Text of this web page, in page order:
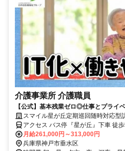
介護事業所 介護職員
【公式】基本残業ゼロ◎仕事とプライ
ぴったり♪
スマイル星が丘定期巡回随時対応型
アクセス バス停『星が丘』下車 徒
月給261,000円～313,000円
兵庫県神戸市垂水区